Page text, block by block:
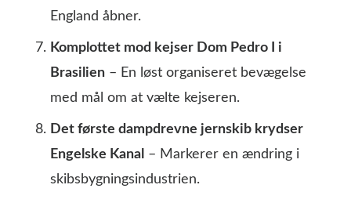
England åbner.
Komplottet mod kejser Dom Pedro I i
Brasilien – En løst organiseret bevægelse
med mål om at vælte kejseren.
Det første dampdrevne jernskib krydser
Engelske Kanal – Markerer en ændring i
skibsbygningsindustrien.